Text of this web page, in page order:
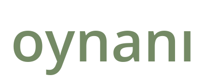
oynanı